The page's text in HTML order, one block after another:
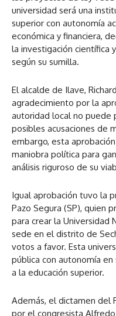
universidad será una
superior con autonomía
económica y financiera,
la investigación científica
según su sumilla.
El alcalde de Ilave,
agradecimiento por la
autoridad local no puede
posibles acusaciones de
embargo, esta
maniobra política para
análisis riguroso de su
Igual aprobación tuvo la
Pazo Segura (SP), quien
para crear la Universidad
sede en el distrito de
votos a favor. Esta
pública con autonomía
a la educación superior.
Además, el dictamen del
por el congresista